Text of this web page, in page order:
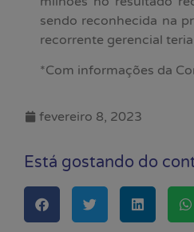
sendo reconhecida na
recorrente gerencial
*Com informações da
fevereiro 8, 2023
Está gostando do